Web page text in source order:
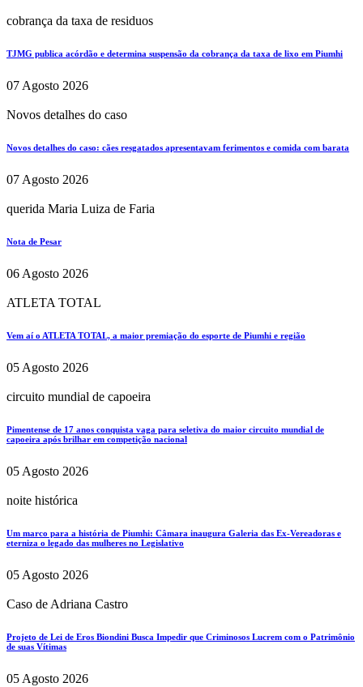
cobrança da taxa de residuos
TJMG publica acórdão e determina suspensão da cobrança da taxa de lixo em Piumhi
07 Agosto 2026
Novos detalhes do caso
Novos detalhes do caso: cães resgatados apresentavam ferimentos e comida com barata
07 Agosto 2026
querida Maria Luiza de Faria
Nota de Pesar
06 Agosto 2026
ATLETA TOTAL
Vem aí o ATLETA TOTAL, a maior premiação do esporte de Piumhi e região
05 Agosto 2026
circuito mundial de capoeira
Pimentense de 17 anos conquista vaga para seletiva do maior circuito mundial de
capoeira após brilhar em competição nacional
05 Agosto 2026
noite histórica
Um marco para a história de Piumhi: Câmara inaugura Galeria das Ex-Vereadoras e
eterniza o legado das mulheres no Legislativo
05 Agosto 2026
Caso de Adriana Castro
Projeto de Lei de Eros Biondini Busca Impedir que Criminosos Lucrem com o Patrimônio
de suas Vítimas
05 Agosto 2026